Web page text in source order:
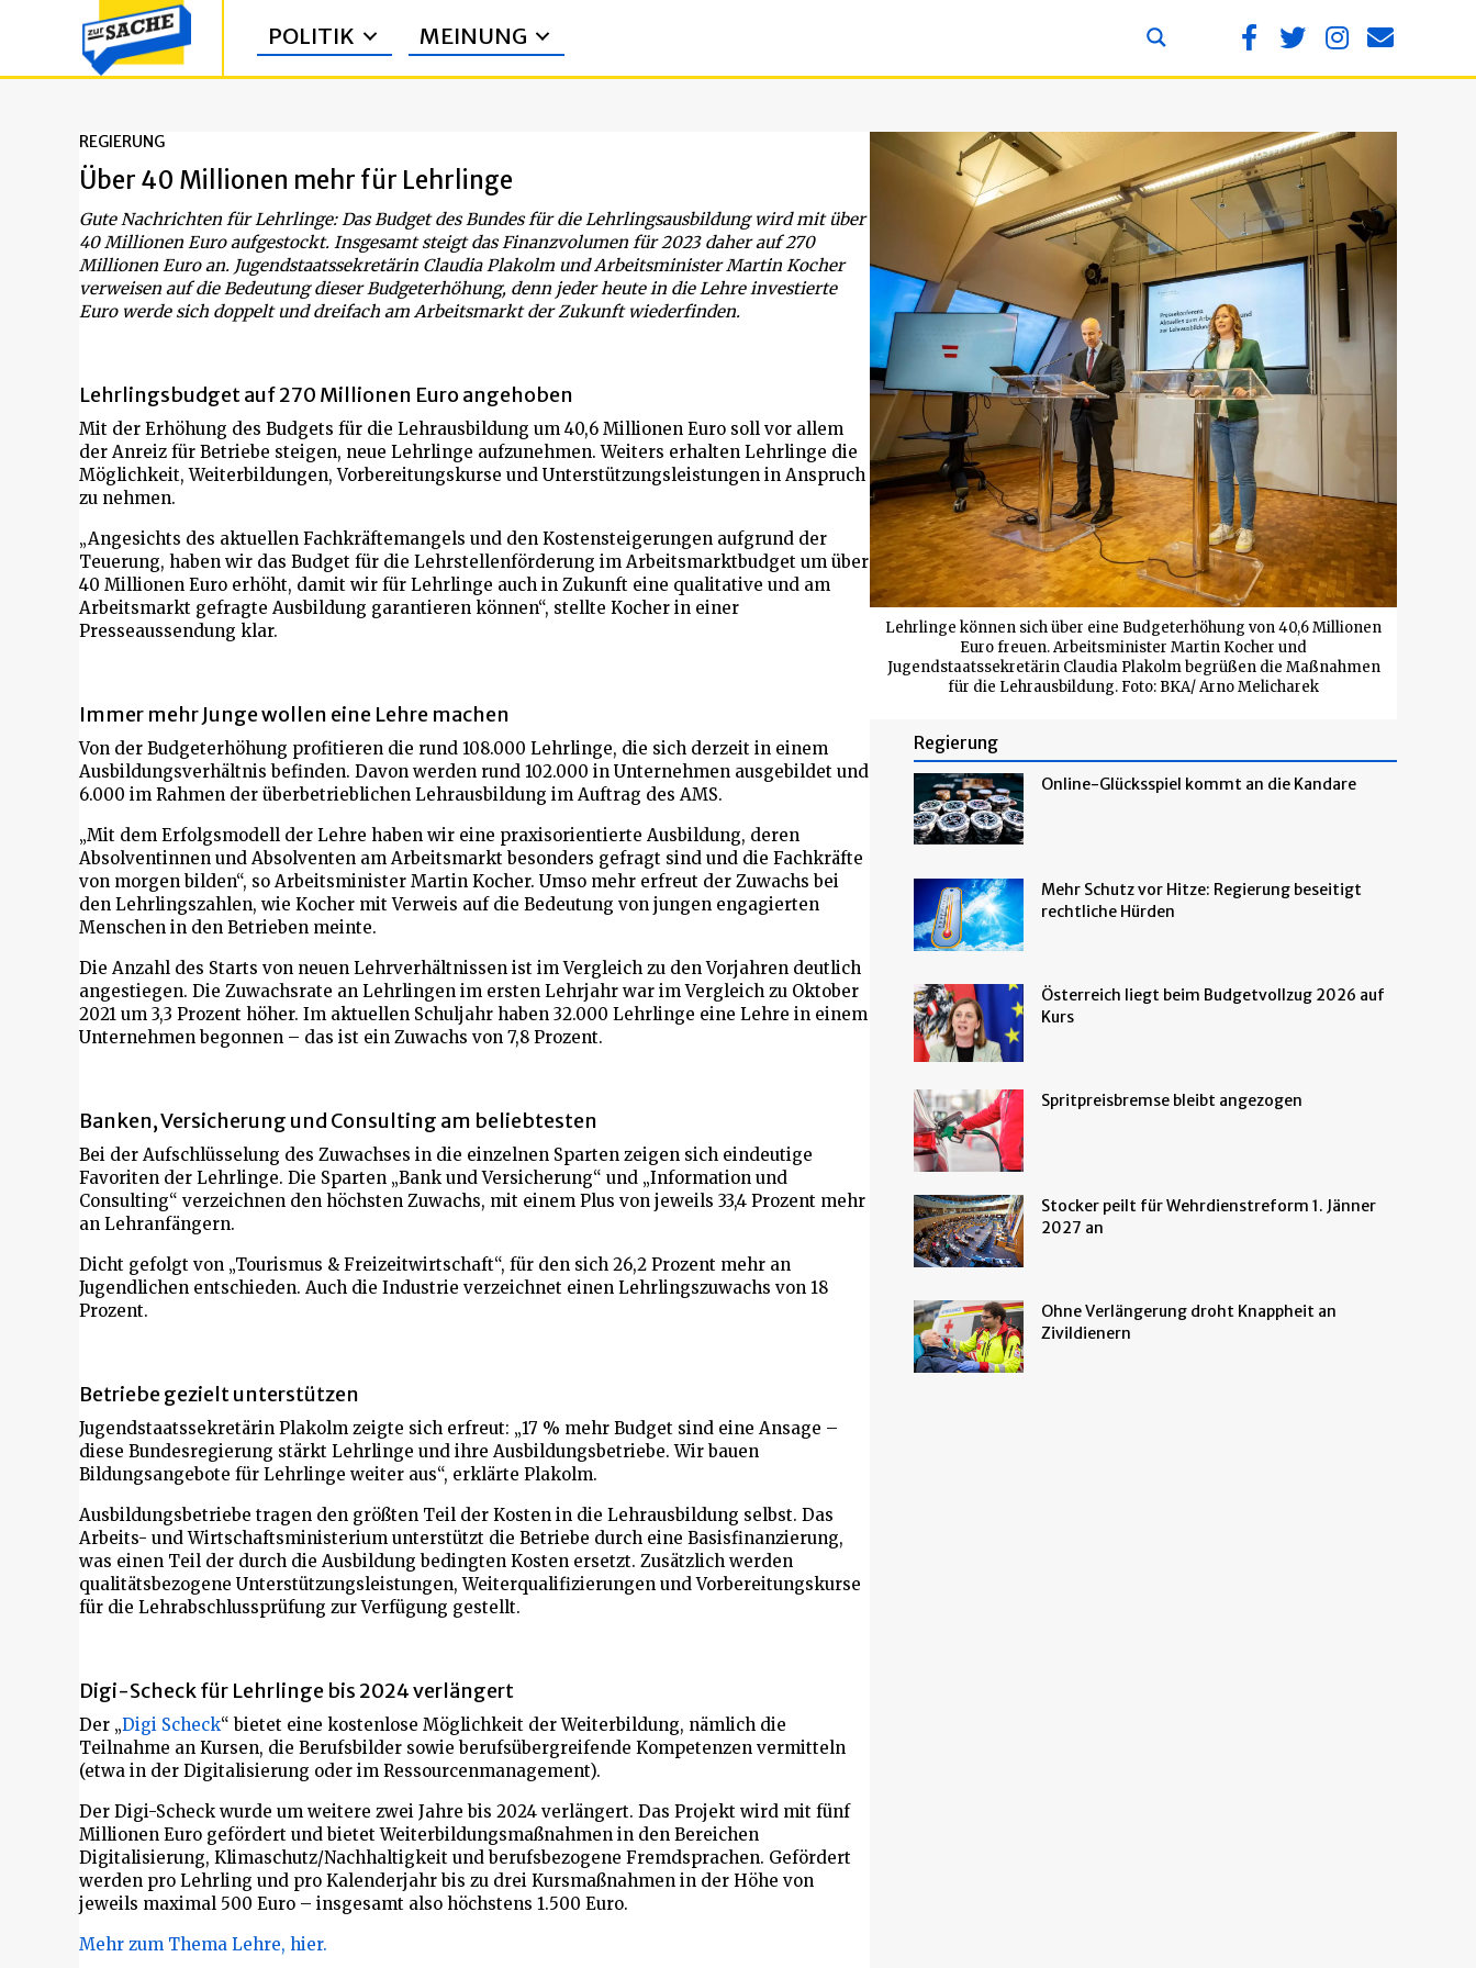
POLITIK MEINUNG
REGIERUNG
Über 40 Millionen mehr für Lehrlinge
Gute Nachrichten für Lehrlinge: Das Budget des Bundes für die Lehrlingsausbildung wird mit über
40 Millionen Euro aufgestockt. Insgesamt steigt das Finanzvolumen für 2023 daher auf 270
Millionen Euro an. Jugendstaatssekretärin Claudia Plakolm und Arbeitsminister Martin Kocher
verweisen auf die Bedeutung dieser Budgeterhöhung, denn jeder heute in die Lehre investierte
Euro werde sich doppelt und dreifach am Arbeitsmarkt der Zukunft wiederfinden.
Lehrlingsbudget auf 270 Millionen Euro angehoben
Mit der Erhöhung des Budgets für die Lehrausbildung um 40,6 Millionen Euro soll vor allem
der Anreiz für Betriebe steigen, neue Lehrlinge aufzunehmen. Weiters erhalten Lehrlinge die
Möglichkeit, Weiterbildungen, Vorbereitungskurse und Unterstützungsleistungen in Anspruch
zu nehmen.
„Angesichts des aktuellen Fachkräftemangels und den Kostensteigerungen aufgrund der
Teuerung, haben wir das Budget für die Lehrstellenförderung im Arbeitsmarktbudget um über
40 Millionen Euro erhöht, damit wir für Lehrlinge auch in Zukunft eine qualitative und am
Arbeitsmarkt gefragte Ausbildung garantieren können“, stellte Kocher in einer
Presseaussendung klar.
Immer mehr Junge wollen eine Lehre machen
Von der Budgeterhöhung profitieren die rund 108.000 Lehrlinge, die sich derzeit in einem
Ausbildungsverhältnis befinden. Davon werden rund 102.000 in Unternehmen ausgebildet und
6.000 im Rahmen der überbetrieblichen Lehrausbildung im Auftrag des AMS.
„Mit dem Erfolgsmodell der Lehre haben wir eine praxisorientierte Ausbildung, deren
Absolventinnen und Absolventen am Arbeitsmarkt besonders gefragt sind und die Fachkräfte
von morgen bilden“, so Arbeitsminister Martin Kocher. Umso mehr erfreut der Zuwachs bei
den Lehrlingszahlen, wie Kocher mit Verweis auf die Bedeutung von jungen engagierten
Menschen in den Betrieben meinte.
Die Anzahl des Starts von neuen Lehrverhältnissen ist im Vergleich zu den Vorjahren deutlich
angestiegen. Die Zuwachsrate an Lehrlingen im ersten Lehrjahr war im Vergleich zu Oktober
2021 um 3,3 Prozent höher. Im aktuellen Schuljahr haben 32.000 Lehrlinge eine Lehre in einem
Unternehmen begonnen – das ist ein Zuwachs von 7,8 Prozent.
Banken, Versicherung und Consulting am beliebtesten
Bei der Aufschlüsselung des Zuwachses in die einzelnen Sparten zeigen sich eindeutige
Favoriten der Lehrlinge. Die Sparten „Bank und Versicherung“ und „Information und
Consulting“ verzeichnen den höchsten Zuwachs, mit einem Plus von jeweils 33,4 Prozent mehr
an Lehranfängern.
Dicht gefolgt von „Tourismus & Freizeitwirtschaft“, für den sich 26,2 Prozent mehr an
Jugendlichen entschieden. Auch die Industrie verzeichnet einen Lehrlingszuwachs von 18
Prozent.
Betriebe gezielt unterstützen
Jugendstaatssekretärin Plakolm zeigte sich erfreut: „17 % mehr Budget sind eine Ansage –
diese Bundesregierung stärkt Lehrlinge und ihre Ausbildungsbetriebe. Wir bauen
Bildungsangebote für Lehrlinge weiter aus“, erklärte Plakolm.
Ausbildungsbetriebe tragen den größten Teil der Kosten in die Lehrausbildung selbst. Das
Arbeits- und Wirtschaftsministerium unterstützt die Betriebe durch eine Basisfinanzierung,
was einen Teil der durch die Ausbildung bedingten Kosten ersetzt. Zusätzlich werden
qualitätsbezogene Unterstützungsleistungen, Weiterqualifizierungen und Vorbereitungskurse
für die Lehrabschlussprüfung zur Verfügung gestellt.
Digi-Scheck für Lehrlinge bis 2024 verlängert
Der „Digi Scheck“ bietet eine kostenlose Möglichkeit der Weiterbildung, nämlich die
Teilnahme an Kursen, die Berufsbilder sowie berufsübergreifende Kompetenzen vermitteln
(etwa in der Digitalisierung oder im Ressourcenmanagement).
Der Digi-Scheck wurde um weitere zwei Jahre bis 2024 verlängert. Das Projekt wird mit fünf
Millionen Euro gefördert und bietet Weiterbildungsmaßnahmen in den Bereichen
Digitalisierung, Klimaschutz/Nachhaltigkeit und berufsbezogene Fremdsprachen. Gefördert
werden pro Lehrling und pro Kalenderjahr bis zu drei Kursmaßnahmen in der Höhe von
jeweils maximal 500 Euro – insgesamt also höchstens 1.500 Euro.
Mehr zum Thema Lehre, hier.
Lehrlinge können sich über eine Budgeterhöhung von 40,6 Millionen
Euro freuen. Arbeitsminister Martin Kocher und
Jugendstaatssekretärin Claudia Plakolm begrüßen die Maßnahmen
für die Lehrausbildung. Foto: BKA/ Arno Melicharek
Regierung
Online-Glücksspiel kommt an die Kandare
Mehr Schutz vor Hitze: Regierung beseitigt
rechtliche Hürden
Österreich liegt beim Budgetvollzug 2026 auf
Kurs
Spritpreisbremse bleibt angezogen
Stocker peilt für Wehrdienstreform 1. Jänner
2027 an
Ohne Verlängerung droht Knappheit an
Zivildienern